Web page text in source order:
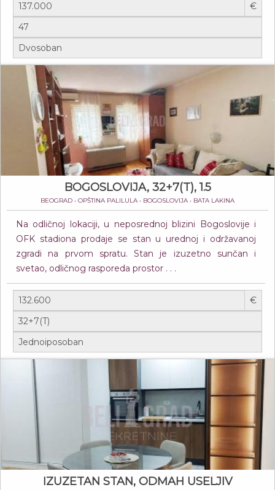
€
BOGOSLOVIJA, 32+7(T), 1.5
BEOGRAD • OPŠTINA PALILULA • BOGOSLOVIJA • BATA LAKINA
Na odličnoj lokaciji, u neposrednoj blizini Bogoslovije i
OFK stadiona prodaje se stan u urednoj i održavanoj
zgradi na prvom spratu. Stan je izuzetno sunčan i
svetao, odličnog rasporeda prostor . . .
€
IZUZETAN STAN, ODMAH USELJIV